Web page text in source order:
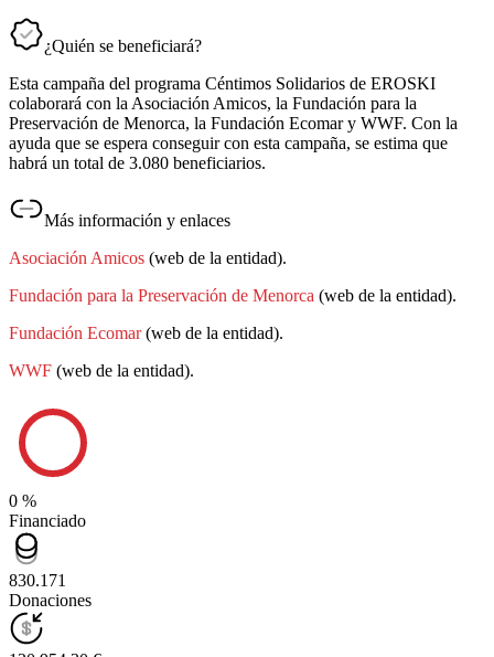
¿Quién se beneficiará?
Esta campaña del programa Céntimos Solidarios de EROSKI
colaborará con la Asociación Amicos, la Fundación para la
Preservación de Menorca, la Fundación Ecomar y WWF. Con la
ayuda que se espera conseguir con esta campaña, se estima que
habrá un total de 3.080 beneficiarios.
Más información y enlaces
Asociación Amicos (web de la entidad).
Fundación para la Preservación de Menorca (web de la entidad).
Fundación Ecomar(web de la entidad).
WWF (web de la entidad).
0 %
Financiado
830.171
Donaciones